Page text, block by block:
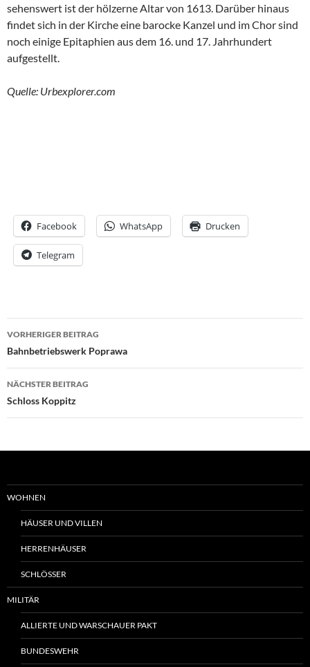
sehenswert ist der hölzerne Altar von 1613. Darüber hinaus
findet sich in der Kirche eine barocke Kanzel und im Chor sind
noch einige Epitaphien aus dem 16. und 17. Jahrhundert
aufgestellt.
Quelle: Urbexplorer.com
Facebook WhatsApp Drucken
Telegram
Beitrags-
Navigation
VORHERIGER BEITRAG
Bahnbetriebswerk Poprawa
NÄCHSTER BEITRAG
Schloss Koppitz
WOHNEN
HÄUSER UND VILLEN
HERRENHÄUSER
SCHLÖSSER
MILITÄR
ALLIERTE UND WARSCHAUER PAKT
BUNDESWEHR